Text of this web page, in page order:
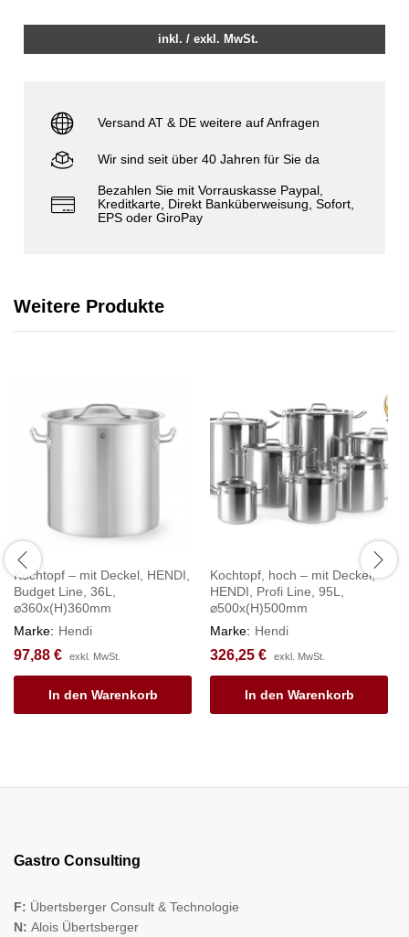
inkl. / exkl. MwSt.
Versand AT & DE weitere auf Anfragen
Wir sind seit über 40 Jahren für Sie da
Bezahlen Sie mit Vorrauskasse Paypal,
Kreditkarte, Direkt Banküberweisung, Sofort,
EPS oder GiroPay
Weitere Produkte
Kochtopf – mit Deckel, HENDI,
Budget Line, 36L,
⌀360x(H)360mm
Marke: Hendi
97,88 € exkl. MwSt.
In den Warenkorb
Kochtopf, hoch – mit Deckel,
HENDI, Profi Line, 95L,
⌀500x(H)500mm
Marke: Hendi
326,25 € exkl. MwSt.
In den Warenkorb
Gastro Consulting
F: Übertsberger Consult & Technologie
N: Alois Übertsberger